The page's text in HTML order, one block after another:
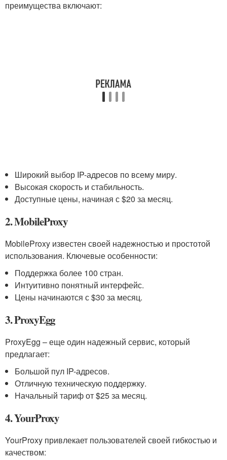
преимущества включают:
Широкий выбор IP-адресов по всему миру.
Высокая скорость и стабильность.
Доступные цены, начиная с $20 за месяц.
2. MobileProxy
MobileProxy известен своей надежностью и простотой
использования. Ключевые особенности:
Поддержка более 100 стран.
Интуитивно понятный интерфейс.
Цены начинаются с $30 за месяц.
3. ProxyEgg
ProxyEgg – еще один надежный сервис, который
предлагает:
Большой пул IP-адресов.
Отличную техническую поддержку.
Начальный тариф от $25 за месяц.
4. YourProxy
YourProxy привлекает пользователей своей гибкостью и
качеством: